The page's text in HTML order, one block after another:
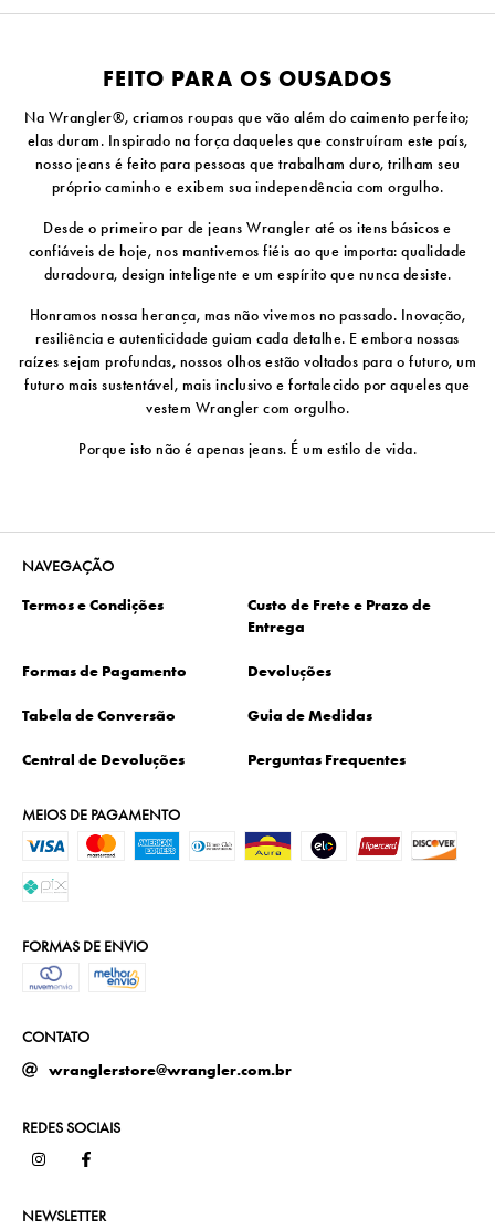
FEITO PARA OS OUSADOS
Na Wrangler®, criamos roupas que vão além do caimento perfeito;
elas duram. Inspirado na força daqueles que construíram este país,
nosso jeans é feito para pessoas que trabalham duro, trilham seu
próprio caminho e exibem sua independência com orgulho.
Desde o primeiro par de jeans Wrangler até os itens básicos e
confiáveis ​​de hoje, nos mantivemos fiéis ao que importa: qualidade
duradoura, design inteligente e um espírito que nunca desiste.
Honramos nossa herança, mas não vivemos no passado. Inovação,
resiliência e autenticidade guiam cada detalhe. E embora nossas
raízes sejam profundas, nossos olhos estão voltados para o futuro, um
futuro mais sustentável, mais inclusivo e fortalecido por aqueles que
vestem Wrangler com orgulho.
Porque isto não é apenas jeans. É um estilo de vida.
NAVEGAÇÃO
Termos e Condições
Custo de Frete e Prazo de
Entrega
Formas de Pagamento Devoluções
Tabela de Conversão Guia de Medidas
Central de Devoluções Perguntas Frequentes
MEIOS DE PAGAMENTO
FORMAS DE ENVIO
CONTATO
wranglerstore@wrangler.com.br
REDES SOCIAIS
NEWSLETTER